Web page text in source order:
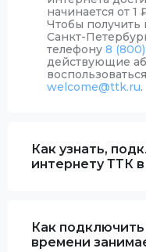
начинается от 1
Чтобы
Санкт-
телефону 8
действующие
welcome@ttk.ru.
Как узнать,
интернету ТТК
Как
времени